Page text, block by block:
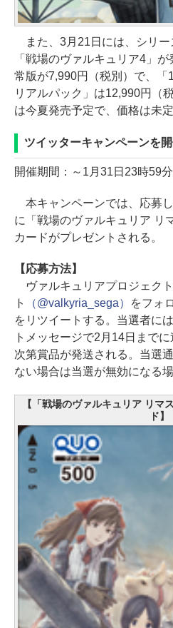
また、3月21日には、シリー
「戦場のヴァルキュリア4」
常版が7,990円（税別）で、「
リアルパック」は12,990円（
は今夏発売予定で、価格は未定
ツイッターキャンペーンを
開催期間：～1月31日23時59
本キャンペーンでは、応募
に「戦場のヴァルキュリア リ
カードがプレゼントされる。
【応募方法】
ヴァルキュリアプロジェク
ト
（@valkyria_sega）
をフォ
をリツイートする。当選者に
トメッセージで2月14日まで
次第賞品が発送される。当選
ない場合は当選が無効になる場
【「戦場のヴァルキュリア リマ
ド】